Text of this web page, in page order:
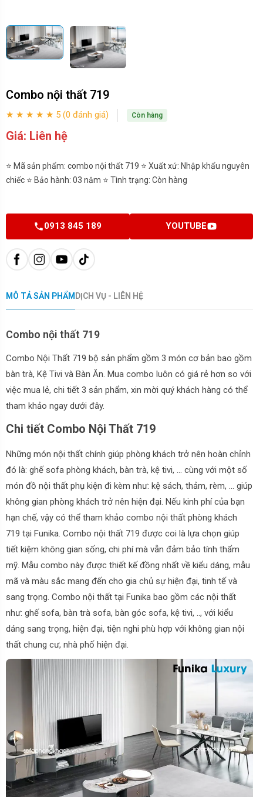
Combo nội thất 719
★ ★ ★ ★ ★ 5 (0 đánh giá) Còn hàng
Giá: Liên hệ
⭐ Mã sản phẩm: combo nội thất 719 ⭐ Xuất xứ: Nhập khẩu nguyên
chiếc ⭐ Bảo hành: 03 năm ⭐ Tình trạng: Còn hàng
0913 845 189 YOUTUBE
MÔ TẢ SẢN PHẨM DỊCH VỤ - LIÊN HỆ
Combo nội thất 719
Combo Nội Thất 719 bộ sản phẩm gồm 3 món cơ bản bao gồm
bàn trà, Kệ Tivi và Bàn Ăn. Mua combo luôn có giá rẻ hơn so với
việc mua lẻ, chi tiết 3 sản phẩm, xin mời quý khách hàng có thể
tham khảo ngay dưới đây.
Chi tiết Combo Nội Thất 719
Những món nội thất chính giúp phòng khách trở nên hoàn chỉnh
đó là: ghế sofa phòng khách, bàn trà, kệ tivi, … cùng với một số
món đồ nội thất phụ kiện đi kèm như: kệ sách, thảm, rèm, … giúp
không gian phòng khách trở nên hiện đại. Nếu kinh phí của bạn
hạn chế, vậy có thể tham khảo combo nội thất phòng khách
719 tại Funika. Combo nội thất 719 được coi là lựa chọn giúp
tiết kiệm không gian sống, chi phí mà vẫn đảm bảo tính thẩm
mỹ. Mẫu combo này được thiết kế đồng nhất về kiểu dáng, mẫu
mã và màu sắc mang đến cho gia chủ sự hiện đại, tinh tế và
sang trọng. Combo nội thất tại Funika bao gồm các nội thất
như: ghế sofa, bàn trà sofa, bàn góc sofa, kệ tivi, .., với kiểu
dáng sang trọng, hiện đại, tiện nghi phù hợp với không gian nội
thất chung cư, nhà phố hiện đại.